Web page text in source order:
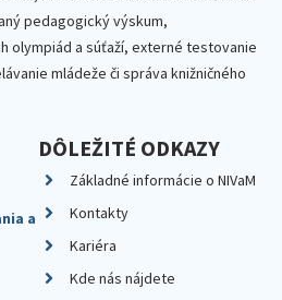
pedagogický výskum,
olympiád a súťaží, externé testovanie
mládeže či správa knižničného
a
DÔLEŽITÉ ODKAZY
Základné informácie o NIVaM
Kontakty
Kariéra
Kde nás nájdete